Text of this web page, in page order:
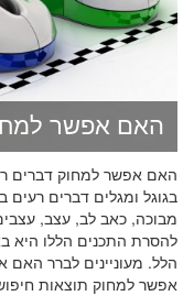
האם אפשר
האם אפשר למחוק דברים
בגוגל ומגלים דברים רעים
מבוכה, כאב לב, עצב,
להסרת התכנים הללו היא
הלל. מעוניינים לברר האם
אפשר למחוק תוצאות חיפוש